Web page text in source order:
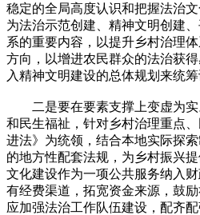
稳定的全局高度认识和把握法治
为法治示范创建、精神文明创建
系的重要内容，以提升乡村治理
方向，以增进农民群众的法治获
入精神文明建设的总体规划来统筹
二是要在要素支撑上变虚为实
和民生福祉，针对乡村治理重点
进法》为统领，结合本地实际探
的地方性配套法规，为乡村振兴
文化建设作为一项公共服务纳入
有经费渠道，拓宽资金来源，鼓
应加强法治工作队伍建设，配齐